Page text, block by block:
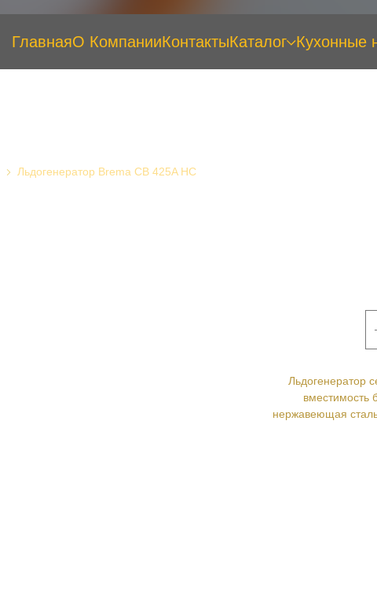
ГлавнаяО КомпанииКонтактыКаталог Кухонные
Льдогенератор Brema CB 425A HC
Льдогенератор
вместимость
нержавеющая